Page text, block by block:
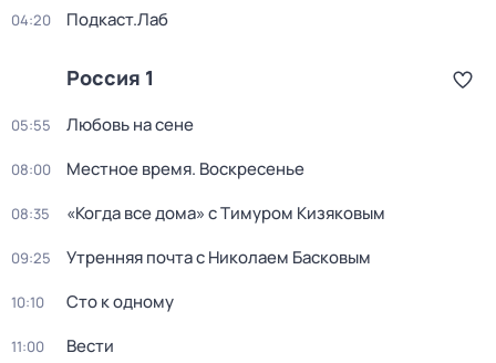
04:20 Подкаст.Лаб
Россия 1
05:55 Любовь на сене
08:00 Местное время. Воскресенье
08:35 «Когда все дома» с Тимуром Кизяковым
09:25 Утренняя почта с Николаем Басковым
10:10 Сто к одному
11:00 Вести